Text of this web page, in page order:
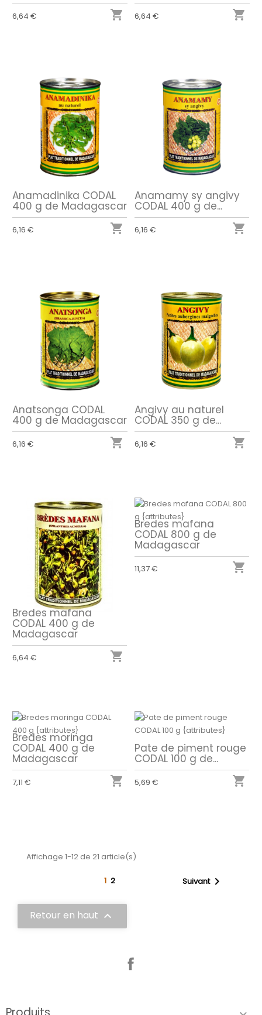
6,64 €  6,64 € 
Anamadinika CODAL
400 g de Madagascar
6,16 € 
Anamamy sy angivy
CODAL 400 g de...
6,16 € 
Anatsonga CODAL
400 g de Madagascar
6,16 € 
Angivy au naturel
CODAL 350 g de...
6,16 € 
Bredes mafana
CODAL 400 g de
Madagascar
6,64 € 
Bredes mafana
CODAL 800 g de
Madagascar
11,37 € 
Bredes moringa
CODAL 400 g de
Madagascar
7,11 € 
Pate de piment rouge
CODAL 100 g de...
5,69 € 
Affichage 1-12 de 21 article(s)
1 2 Suivant
Retour en haut 